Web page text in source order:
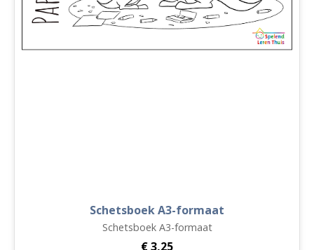
Schetsboek A3-formaat
Schetsboek A3-formaat
€3,25